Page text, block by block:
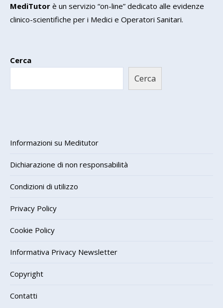
MediTutor è un servizio “on-line” dedicato alle evidenze
clinico-scientifiche per i Medici e Operatori Sanitari.
Cerca
Cerca
Informazioni su Meditutor
Dichiarazione di non responsabilità
Condizioni di utilizzo
Privacy Policy
Cookie Policy
Informativa Privacy Newsletter
Copyright
Contatti